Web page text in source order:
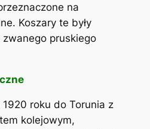
na
Koszary te były
pruskiego
roku do Torunia z
kolejowym,